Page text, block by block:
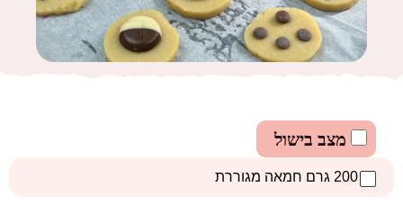
מצב בישול
200 גרם חמאה מגוררת